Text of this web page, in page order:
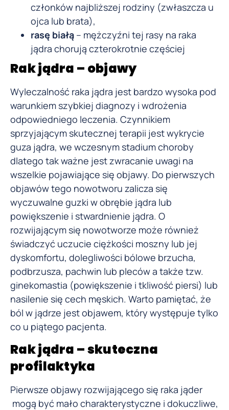
członków najbliższej rodziny (zwłaszcza u
ojca lub brata),
rasę białą – mężczyźni tej rasy na raka
jądra chorują czterokrotnie częściej
Rak jądra – objawy
Wyleczalność raka jądra jest bardzo wysoka pod
warunkiem szybkiej diagnozy i wdrożenia
odpowiedniego leczenia. Czynnikiem
sprzyjającym skutecznej terapii jest wykrycie
guza jądra, we wczesnym stadium choroby
dlatego tak ważne jest zwracanie uwagi na
wszelkie pojawiające się objawy. Do pierwszych
objawów tego nowotworu zalicza się
wyczuwalne guzki w obrębie jądra lub
powiększenie i stwardnienie jądra. O
rozwijającym się nowotworze może również
świadczyć uczucie ciężkości moszny lub jej
dyskomfortu, dolegliwości bólowe brzucha,
podbrzusza, pachwin lub pleców a także tzw.
ginekomastia (powiększenie i tkliwość piersi) lub
nasilenie się cech męskich. Warto pamiętać, że
ból w jądrze jest objawem, który występuje tylko
co u piątego pacjenta.
Rak jądra – skuteczna
profilaktyka
Pierwsze objawy rozwijającego się raka jąder
mogą być mało charakterystyczne i dokuczliwe,